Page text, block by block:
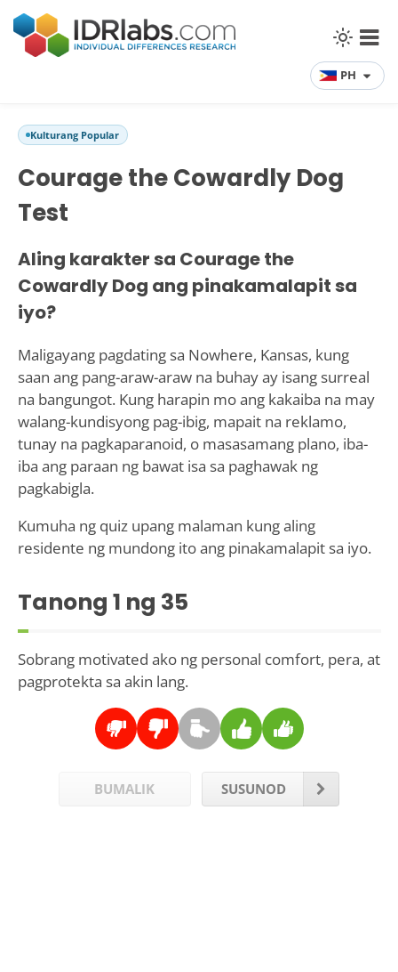
PH
Kulturang Popular
Courage the Cowardly Dog
Test
Aling karakter sa Courage the
Cowardly Dog ang pinakamalapit sa
iyo?
Maligayang pagdating sa Nowhere, Kansas, kung
saan ang pang-araw-araw na buhay ay isang surreal
na bangungot. Kung harapin mo ang kakaiba na may
walang-kundisyong pag-ibig, mapait na reklamo,
tunay na pagkaparanoid, o masasamang plano, iba-
iba ang paraan ng bawat isa sa paghawak ng
pagkabigla.
Kumuha ng quiz upang malaman kung aling
residente ng mundong ito ang pinakamalapit sa iyo.
Tanong 1 ng 35
Sobrang motivated ako ng personal comfort, pera, at
pagprotekta sa akin lang.
BUMALIK SUSUNOD